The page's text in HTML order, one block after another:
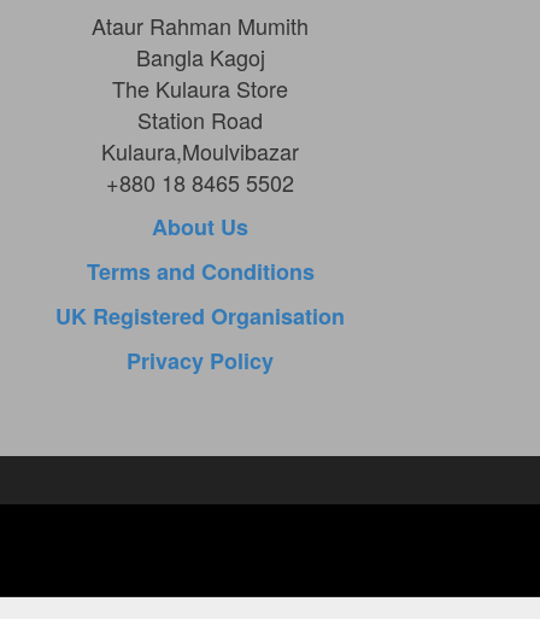
Ataur Rahman Mumith
Bangla Kagoj
The Kulaura Store
Station Road
Kulaura,Moulvibazar
+880 18 8465 5502
About Us
Terms and Conditions
UK Registered Organisation
Privacy Policy